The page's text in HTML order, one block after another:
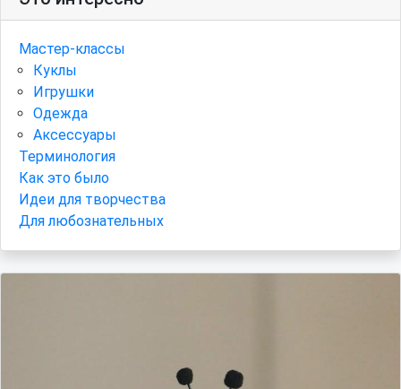
Мастер-классы
Куклы
Игрушки
Одежда
Аксессуары
Терминология
Как это было
Идеи для творчества
Для любознательных